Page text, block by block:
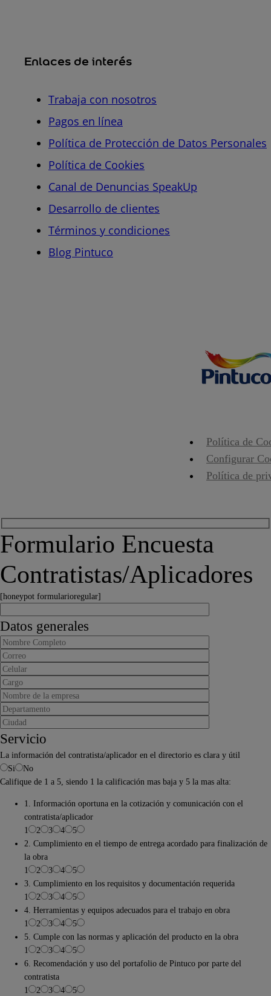
Enlaces de interés
Trabaja con nosotros
Pagos en línea
Política de Protección de Datos Personales
Política de Cookies
Canal de Denuncias SpeakUp
Desarrollo de clientes
Términos y condiciones
Blog Pintuco
Política de
Configurar
Política de
Formulario Encuesta
Contratistas/Aplicadores
[honeypot formularioregular]
Datos generales
Servicio
La información del contratista/aplicador en el directorio es clara y útil
Si
No
Califique de 1 a 5, siendo 1 la calificación mas baja y 5 la mas alta:
1. Información oportuna en la cotización y comunicación con el
contratista/aplicador
1
2 3 4
5
2. Cumplimiento en el tiempo de entrega acordado para finalización de
la obra
1
2 3 4
5
3. Cumplimiento en los requisitos y documentación requerida
1
2 3 4
5
4. Herramientas y equipos adecuados para el trabajo en obra
1
2 3 4
5
5. Cumple con las normas y aplicación del producto en la obra
1
2 3 4
5
6. Recomendación y uso del portafolio de Pintuco por parte del
contratista
1
2 3 4
5